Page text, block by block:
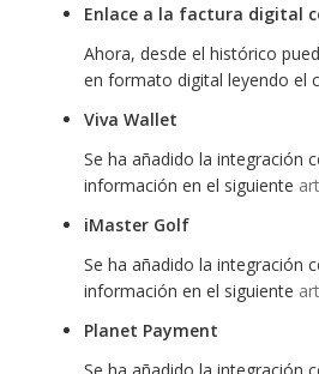
Enlace a la factura digital
Ahora, desde el histórico
en formato digital leyendo el
Viva Wallet
Se ha añadido la integración
información en el siguiente
iMaster Golf
Se ha añadido la integración
información en el siguiente
Planet Payment